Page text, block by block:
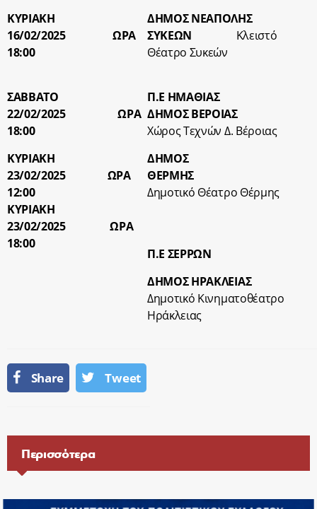
ΚΥΡΙΑΚΗ
16/02/2025 ΩΡΑ
18:00
ΔΗΜΟΣ ΝΕΑΠΟΛΗΣ
ΣΥΚΕΩΝ Κλειστό
Θέατρο Συκεών
ΣΑΒΒΑΤΟ
22/02/2025 ΩΡΑ
18:00
Π.Ε ΗΜΑΘΙΑΣ
ΔΗΜΟΣ ΒΕΡΟΙΑΣ
Χώρος Τεχνών Δ. Βέροιας
ΚΥΡΙΑΚΗ
23/02/2025 ΩΡΑ
12:00
ΔΗΜΟΣ
ΘΕΡΜΗΣ
Δημοτικό Θέατρο Θέρμης
ΚΥΡΙΑΚΗ
23/02/2025 ΩΡΑ
18:00
Π.Ε ΣΕΡΡΩΝ
ΔΗΜΟΣ ΗΡΑΚΛΕΙΑΣ
Δημοτικό Κινηματοθέατρο
Ηράκλειας
Share Tweet
Περισσότερα